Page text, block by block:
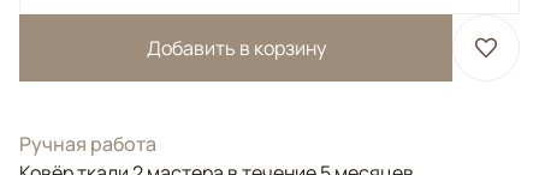
Добавить в корзину
Ручная работа